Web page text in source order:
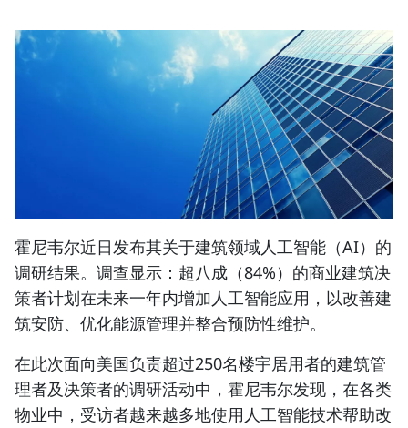
霍尼韦尔近日发布其关于建筑领域人工智能（AI）的
调研结果。调查显示：超八成（84%）的商业建筑决
策者计划在未来一年内增加人工智能应用，以改善建
筑安防、优化能源管理并整合预防性维护。
在此次面向美国负责超过250名楼宇居用者的建筑管
理者及决策者的调研活动中，霍尼韦尔发现，在各类
物业中，受访者越来越多地使用人工智能技术帮助改